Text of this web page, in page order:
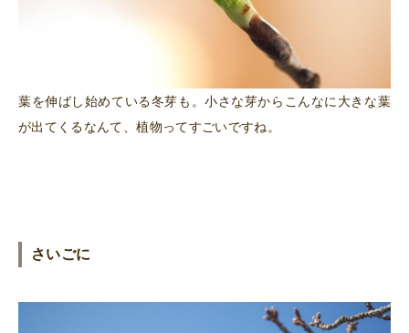
葉を伸ばし始めている冬芽も。小さな芽からこんなに大きな葉
が出てくるなんて、植物ってすごいですね。
さいごに